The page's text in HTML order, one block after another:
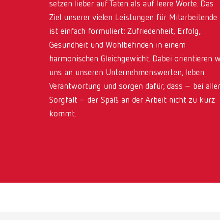
setzen lieber auf Taten als auf leere Worte. Das
Ziel unserer vielen Leistungen für Mitarbeitende
ist einfach formuliert: Zufriedenheit, Erfolg,
Gesundheit und Wohlbefinden in einem
harmonischen Gleichgewicht. Dabei orientieren
uns an unseren Unternehmenswerten, leben
Verantwortung und sorgen dafür, dass – bei aller
Sorgfalt – der Spaß an der Arbeit nicht zu kurz
kommt.